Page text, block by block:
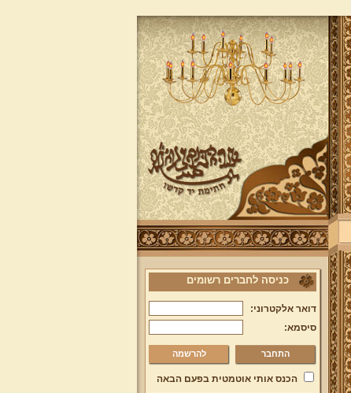
כניסה לחברים רשומים
דואר אלקטרוני:
סיסמא:
להרשמה
הכנס אותי אוטמטית בפעם הבאה